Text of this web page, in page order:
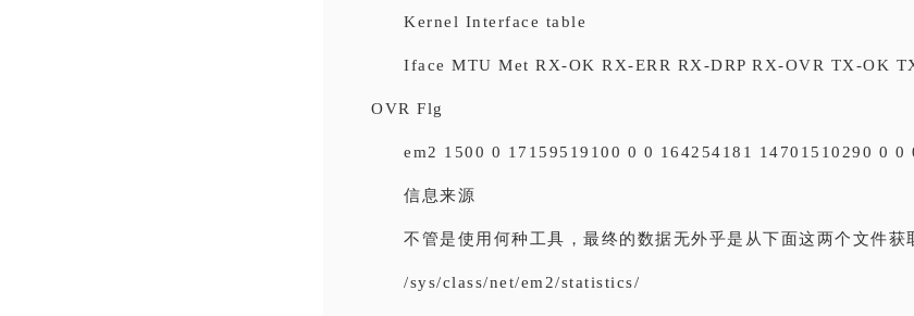
Kernel Interface table
Iface MTU Met RX-OK RX-ERR RX-DRP RX-OVR TX-OK
OVR Flg
em2 1500 0 17159519100 0 0 164254181 14701510290 0 0
信息来源
不管是使用何种工具，最终的数据无外乎是从下面这两个文件获
/sys/class/net/em2/statistics/